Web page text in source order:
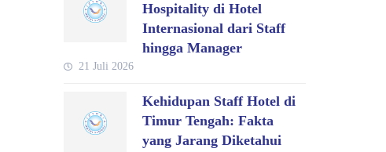
Hospitality di Hotel
Internasional dari Staff
hingga Manager
21 Juli 2026
Kehidupan Staff Hotel di
Timur Tengah: Fakta
yang Jarang Diketahui